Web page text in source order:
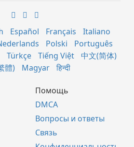
Español Français
Italiano
Polski
Português
Türkçe Tiếng Việt
中文(简体)
體)
Magyar हिन्दी
Помощь
DMCA
Вопросы и ответы
Связь